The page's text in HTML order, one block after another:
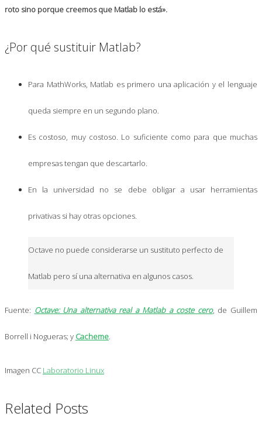
roto sino porque creemos que Matlab lo está».
¿Por qué sustituir Matlab?
Para MathWorks, Matlab es primero una aplicación y el lenguaje
queda siempre en un segundo plano.
Es costoso, muy costoso. Lo suficiente como para que muchas
empresas tengan que descartarlo.
En la universidad no se debe obligar a usar herramientas
privativas si hay otras opciones.
Octave no puede considerarse un sustituto perfecto de
Matlab pero sí una alternativa en algunos casos.
Fuente: Octave: Una alternativa real a Matlab a coste cero, de Guillem
Borrell i Nogueras; y Cacheme.
Imagen CC Laboratorio Linux
Related Posts